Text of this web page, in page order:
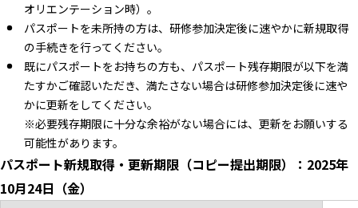
オリエンテーション時）。
パスポートを未所持の方は、研修参加決定後に速やかに新規取得
の手続きを行ってください。
既にパスポートをお持ちの方も、パスポート残存期限が以下を満
たすかご確認いただき、満たさない場合は研修参加決定後に速や
かに更新をしてください。
※必要残存期限に十分な余裕がない場合には、更新をお願いする
可能性があります。
パスポート新規取得・更新期限（コピー提出期限）：2025年
10月24日（金）